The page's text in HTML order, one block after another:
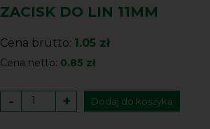
ZACISK DO LIN 11MM
Cena brutto: 1.05 zł
Cena netto: 0.85 zł
- + Dodaj do koszyka